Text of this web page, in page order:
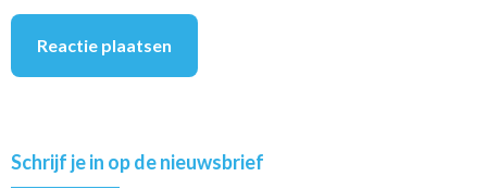
Primary
Sidebar
Schrijf je in op de nieuwsbrief